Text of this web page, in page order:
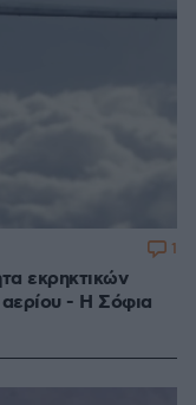
εκρηκτικών
- Η Σόφια
1